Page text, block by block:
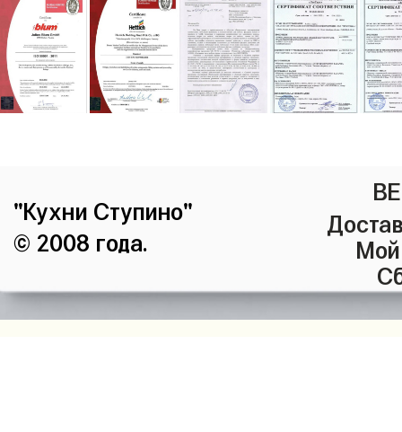
"Кухни Ступино"
© 2008 года.